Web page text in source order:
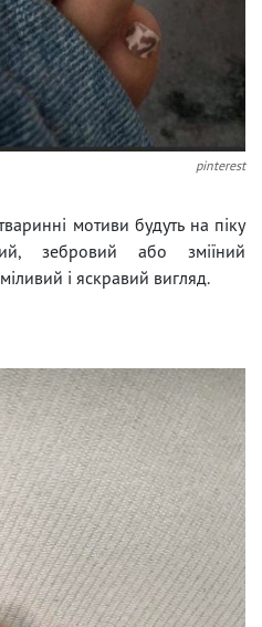
pinterest
мотиви будуть на піку
зебровий або зміїний
і яскравий вигляд.